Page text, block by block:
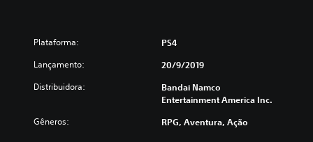
Plataforma: PS4
Lançamento: 20/9/2019
Distribuidora:
Bandai Namco
Entertainment America Inc.
Gêneros: RPG, Aventura, Ação